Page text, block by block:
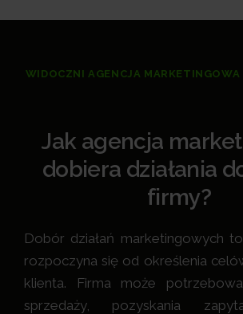
WIDOCZNI AGENCJA
Jak agencja
dobiera działania
firmy?
Dobór działań marketingowych
rozpoczyna się od określenia
klienta. Firma może
sprzedaży, pozyskania